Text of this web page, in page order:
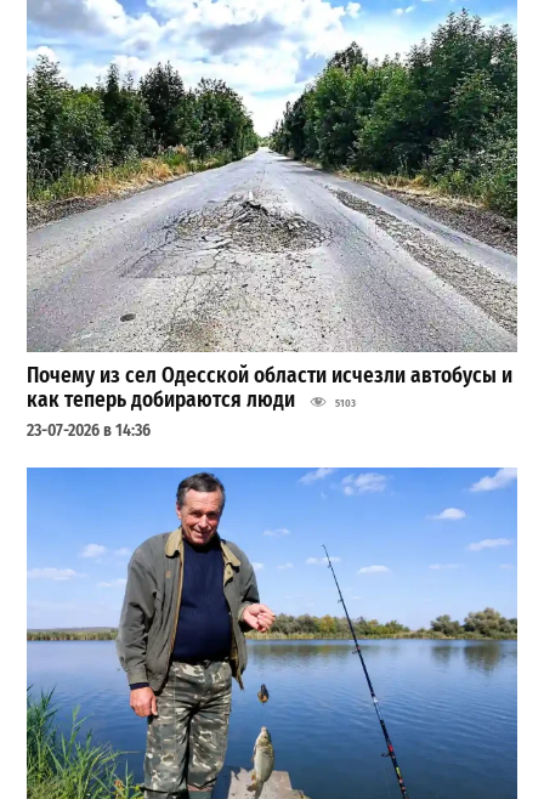
Почему из сел Одесской области исчезли автобусы и
как теперь добираются люди
5103
23-07-2026 в 14:36